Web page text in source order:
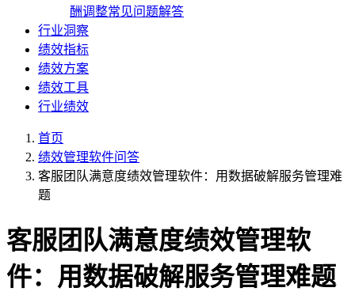
酬调整常见问题解答
行业洞察
绩效指标
绩效方案
绩效工具
行业绩效
首页
绩效管理软件问答
客服团队满意度绩效管理软件：用数据破解服务管理难
题
客服团队满意度绩效管理软
件：用数据破解服务管理难题